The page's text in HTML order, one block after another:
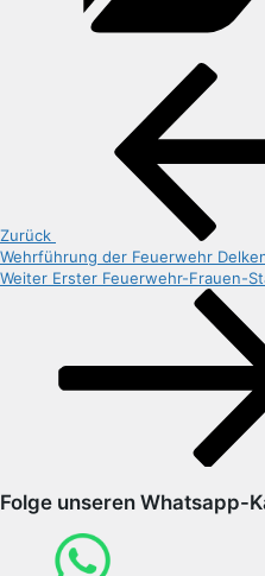
Zurück
Wehrführung der Feuerwehr
Nächster
Weiter Erster Feuerwehr-Frauen-
Folge unseren Whatsapp-